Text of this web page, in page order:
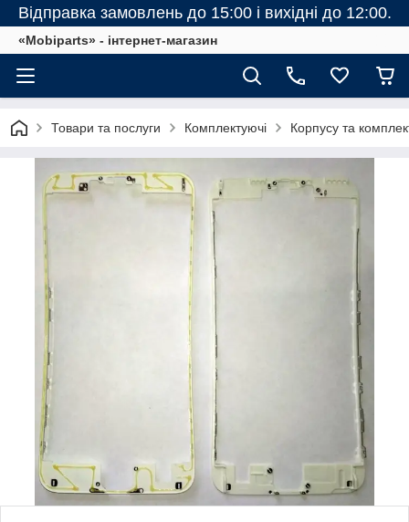
Відправка замовлень до 15:00 і вихідні до 12:00.
«Mobiparts» - інтернет-магазин
Товари та послуги Комплектуючі Корпусу та